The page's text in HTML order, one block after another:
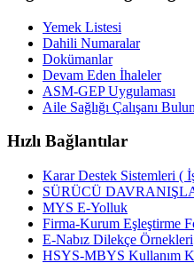
Yemek Listesi
Dahili Numaralar
Dokümanlar
Devam Eden İhaleler
ASM-GEP Uygulaması
Aile Sağlığı Çalışanı
Hızlı Bağlantılar
Karar Destek Sistemleri (
SÜRÜCÜ
MYS E-Yolluk
Firma-Kurum Eşleştirme
E-Nabız Dilekçe Örnekleri
HSYS-MBYS Kullanım